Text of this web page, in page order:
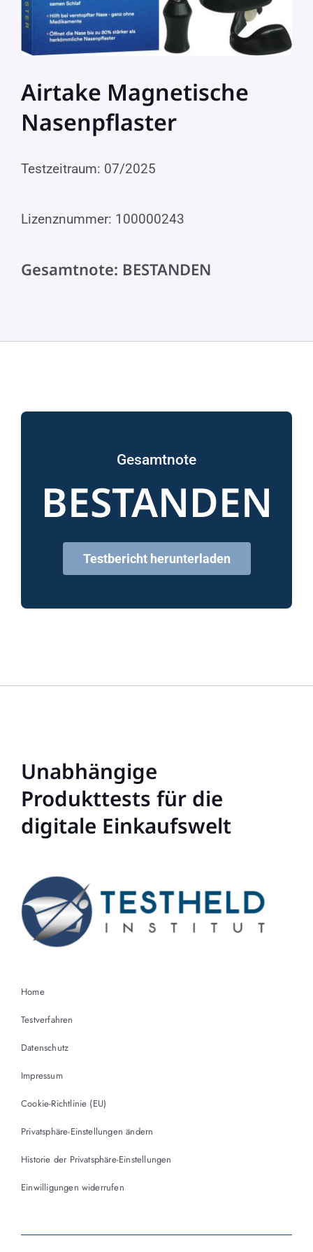
Airtake Magnetische
Nasenpflaster
Testzeitraum: 07/2025
Lizenznummer: 100000243
Gesamtnote: BESTANDEN
Gesamtnote
BESTANDEN
Testbericht herunterladen
Unabhängige
Produkttests für die
digitale Einkaufswelt
Home
Testverfahren
Datenschutz
Impressum
Cookie-Richtlinie (EU)
Privatsphäre-Einstellungen ändern
Historie der Privatsphäre-Einstellungen
Einwilligungen widerrufen